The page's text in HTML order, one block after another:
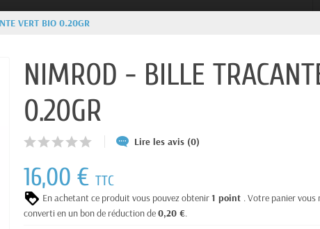
VERT BIO 0.20GR
NIMROD - BILLE
0.20GR
Lire les avis (0)
16,00 €TTC
En achetant ce produit vous pouvez obtenir1 point . Votre panier
converti en un bon de réduction de0,20 €.